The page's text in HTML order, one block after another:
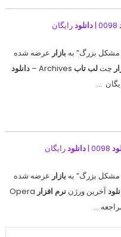
0098 | دانلودرایگان
بزرگ” به بازار عرضه شده
چتلب تاب
دانلود
…
0098 | دانلودرایگان
بزرگ” به بازار عرضه شده
آخرین ورژن نرم افزار Opera
…